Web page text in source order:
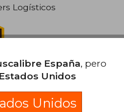
€Logísticos
España, pero
Estados Unidos
Unidos